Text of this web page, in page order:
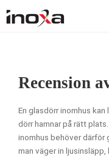
Recension
En glasdörr inomhus
dörr hamnar på rätt
inomhus behöver därför
man väger in